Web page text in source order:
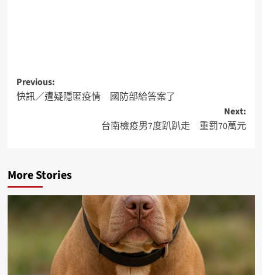
Previous:
快訊／遭疑隱匿疫情 國防部給答案了
Next:
台南檢疫男7度趴趴走 重罰70萬元
More Stories